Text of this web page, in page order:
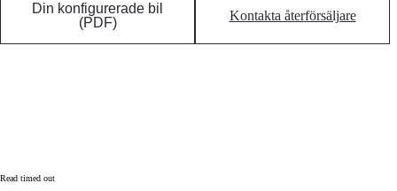
Din konfigurerade bil
(PDF)
Kontakta återförsäljare
Read timed out